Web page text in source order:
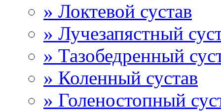
» Локтевой сустав
» Лучезапястный
» Тазобедренный
» Коленный сустав
» Голеностопный